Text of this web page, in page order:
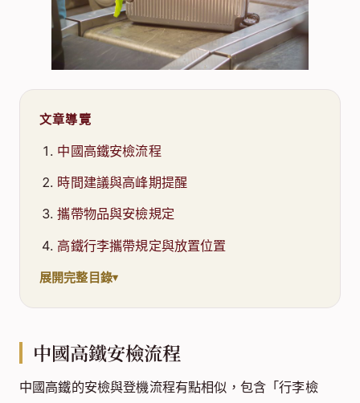
文章導覽
中國高鐵安檢流程
時間建議與高峰期提醒
攜帶物品與安檢規定
高鐵行李攜帶規定與放置位置
展開完整目錄
中國高鐵安檢流程
中國高鐵的安檢與登機流程有點相似，包含「行李檢